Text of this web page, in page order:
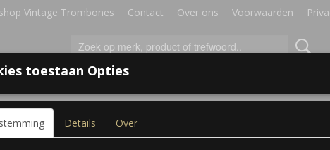
Vintage Trombones Contact Over ons Voorwaarden
1
toestaan Opties
Details Over